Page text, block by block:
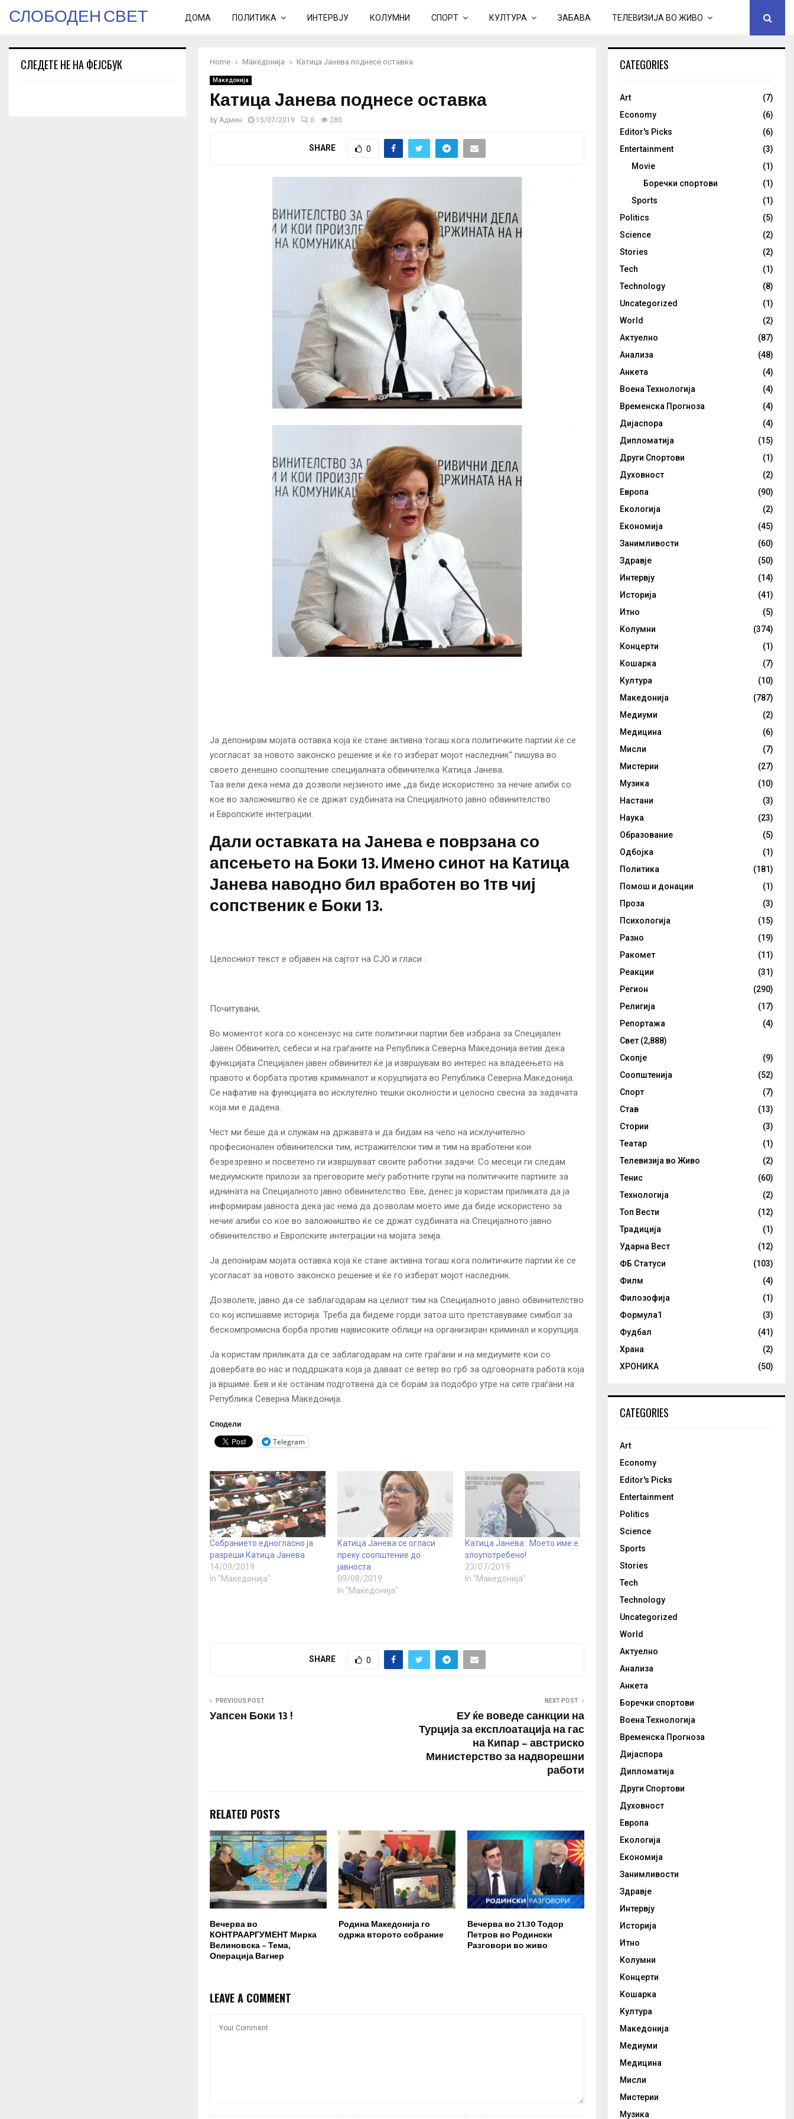
СЛОБОДЕН СВЕТ ДОМА ПОЛИТИКА ИНТЕРВЈУ КОЛУМНИ СПОРТ КУЛТУРА ЗАБАВА ТЕЛЕВИЗИЈА ВО ЖИВО
Home Македонија Катица Јанева поднесе оставка
Македонија
Катица Јанева поднесе оставка
by Админ 15/07/2019 0 280
SHARE 0
Ја депонирам мојата оставка која ќе стане активна тогаш кога политичките партии ќе се
усогласат за новото законско решение и ќе го изберат мојот наследник“ пишува во
своето денешно соопштение специјалната обвинителка Катица Јанева.
Таа вели дека нема да дозволи нејзиното име „да биде искористено за нечие алиби со
кое во заложништво ќе се држат судбината на Специјалното јавно обвинителство
и Европските интеграции.
Дали оставката на Јанева е поврзана со
апсењето на Боки 13. Имено синот на Катица
Јанева наводно бил вработен во 1тв чиј
сопственик е Боки 13.
Целосниот текст е објавен на сајтот на СЈО и гласи :
Почитувани,
Во моментот кога со консензус на сите политички партии бев избрана за Специјален
Јавен Обвинител, себеси и на граѓаните на Република Северна Македонија ветив дека
функцијата Специјален јавен обвинител ќе ја извршувам во интерес на владеењето на
правото и борбата против криминалот и коруцпијата во Република Северна Македонија.
Се нафатив на функцијата во исклутелно тешки околности и целосно свесна за задачата
која ми е дадена.
Чест ми беше да и служам на државата и да бидам на чело на исклучително
професионален обвинителски тим, истражителски тим и тим на вработени кои
безрезревно и посветено ги извршуваат своите работни задачи. Со месеци ги следам
медиумските прилози за преговорите меѓу работните групи на политичките партиите за
иднината на Специјалното јавно обвинителство. Еве, денес ја користам приликата да ја
информирам јавноста дека јас нема да дозволам моето име да биде искористено за
нечие алиби со кое во заложништво ќе се држат судбината на Специјалното јавно
обвинителство и Европските интеграции на мојата земја.
Ја депонирам мојата оставка која ќе стане активна тогаш кога политичките партии ќе се
усогласат за новото законско решение и ќе го изберат мојот наследник.
Дозволете, јавно да се заблагодарам на целиот тим на Специјалното јавно обвинителство
со кој испишавме историја. Треба да бидеме горди затоа што претставуваме симбол за
бескомпромисна борба против највисоките облици на организиран криминал и корупција.
Ја користам приликата да се заблагодарам на сите граѓани и на медиумите кои со
довербата во нас и поддршката која ја даваат се ветер во грб за одговорната работа која
ја вршиме. Бев и ќе останам подготвена да се борам за подобро утре на сите граѓани на
Република Северна Македонија.
Сподели
Telegram
Собранието едногласно ја
разреши Катица Јанева
14/09/2019
In "Македонија"
Катица Јанева се огласи
преку соопштение до
јавноста
09/08/2019
In "Македонија"
Катица Јанева : Моето име е
злоупотребено!
23/07/2019
In "Македонија"
SHARE 0
PREVIOUS POST
Уапсен Боки 13 !
NEXT POST
ЕУ ќе воведе санкции на
Турција за експлоатација на гас
на Кипар – австриско
Министерство за надворешни
работи
RELATED POSTS
Вечерва во
КОНТРААРГУМЕНТ Мирка
Велиновска – Тема,
Операција Вагнер
Родина Македонија го
одржа второто собрание
Вечерва во 21.30 Тодор
Петров во Родински
Разговори во живо
LEAVE A COMMENT
СЛЕДЕТЕ НЕ НА ФЕЈСБУК CATEGORIES
Art
(7)
Economy
(6)
Editor's Picks
(6)
Entertainment
(3)
Movie
(1)
Боречки спортови
(1)
Sports
(1)
Politics
(5)
Science
(2)
Stories
(2)
Tech
(1)
Technology
(8)
Uncategorized
(1)
World
(2)
Актуелно
(87)
Анализа
(48)
Анкета
(4)
Воена Технологија
(4)
Временска Прогноза
(4)
Дијаспора
(4)
Дипломатија
(15)
Други Спортови
(1)
Духовност
(2)
Европа
(90)
Екологија
(2)
Економија
(45)
Занимливости
(60)
Здравје
(50)
Интервју
(14)
Историја
(41)
Итно
(5)
Колумни
(374)
Концерти
(1)
Кошарка
(7)
Култура
(10)
Македонија
(787)
Медиуми
(2)
Медицина
(6)
Мисли
(7)
Мистерии
(27)
Музика
(10)
Настани
(3)
Наука
(23)
Образование
(5)
Одбојка
(1)
Политика
(181)
Помош и донации
(1)
Проза
(3)
Психологија
(15)
Разно
(19)
Ракомет
(11)
Реакции
(31)
Регион
(290)
Религија
(17)
Репортажа
(4)
Свет (2,888)
Скопје
(9)
Соопштенија
(52)
Спорт
(7)
Став
(13)
Стории
(3)
Театар
(1)
Телевизија во Живо
(2)
Тенис
(60)
Технологија
(2)
Топ Вести
(12)
Традиција
(1)
Ударна Вест
(12)
ФБ Статуси
(103)
Филм
(4)
Филозофија
(1)
Формула1
(3)
Фудбал
(41)
Храна
(2)
ХРОНИКА
(50)
CATEGORIES
Art
Economy
Editor's Picks
Entertainment
Politics
Science
Sports
Stories
Tech
Technology
Uncategorized
World
Актуелно
Анализа
Анкета
Боречки спортови
Воена Технологија
Временска Прогноза
Дијаспора
Дипломатија
Други Спортови
Духовност
Европа
Екологија
Економија
Занимливости
Здравје
Интервју
Историја
Итно
Колумни
Концерти
Кошарка
Култура
Македонија
Медиуми
Медицина
Мисли
Мистерии
Музика